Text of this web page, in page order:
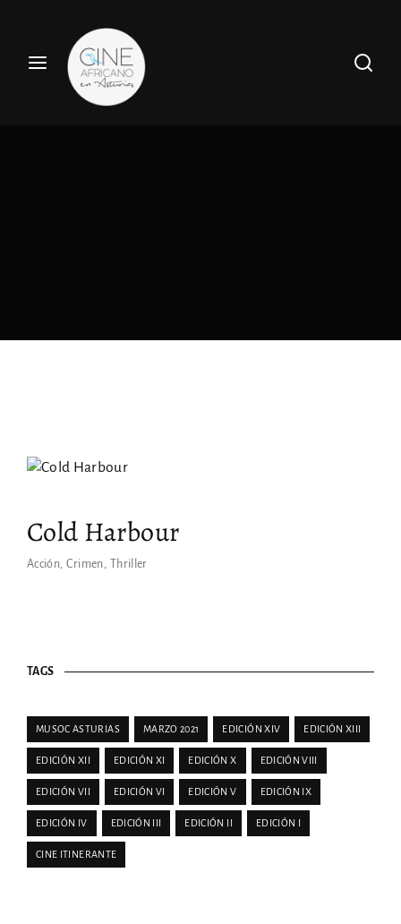
Cold Harbour
Acción Crimen Thriller
TAGS
MUSOC ASTURIAS MARZO 2021 EDICIÓN XIV EDICIÓN XIII
EDICIÓN XII EDICIÓN XI EDICIÓN X EDICIÓN VIII
EDICIÓN VII EDICIÓN VI EDICIÓN V EDICIÓN IX
EDICIÓN IV EDICIÓN III EDICIÓN II EDICIÓN I
CINE ITINERANTE
Entrar
By signing in, you agree to